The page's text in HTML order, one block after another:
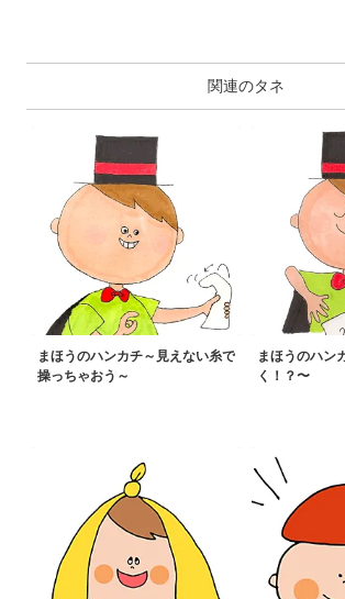
関連のタネ
まほうのハンカチ～見えない糸で
操っちゃおう～
まほうのハン
く！？〜